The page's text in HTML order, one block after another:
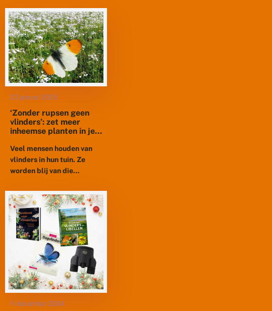
zelfs vijftien graden
worden en dan kunnen
vlinders actief...
23 januari 2025
‘Zonder rupsen geen
vlinders’: zet meer
inheemse planten in je
Veel mensen houden van
vlinders in hun tuin. Ze
worden blij van die
richten ook vaak hun tuin in
om er zoveel...
11 december 2024